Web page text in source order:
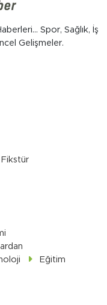
Spor, Sağlık, İş
Gelişmeler.
Eğitim